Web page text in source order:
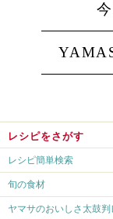
レシピをさがす
レシピ簡単検索
旬の食材
ヤマサのおいしさ太鼓